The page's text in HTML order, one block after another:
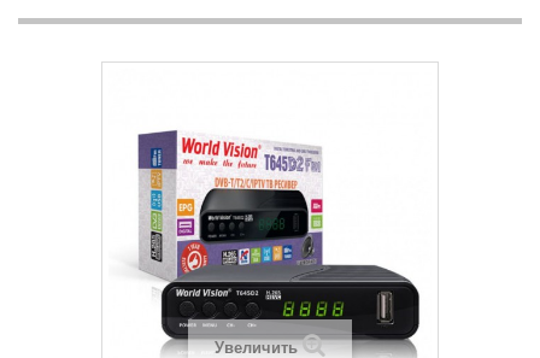
Увеличить